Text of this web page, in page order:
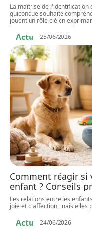
La maîtrise de l'identification
quiconque souhaite
jouent un rôle clé en
Actu 25/06/2026
Comment réagir
enfant ? Conseils
Les relations entre les
joie et d'affection, mais elles
Actu 24/06/2026